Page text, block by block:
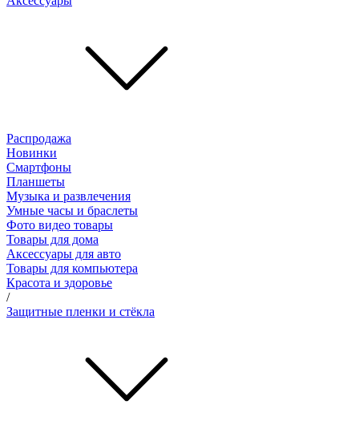
Распродажа
Новинки
Смартфоны
Планшеты
Музыка и развлечения
Умные часы и браслеты
Фото видео товары
Товары для дома
Аксессуары для авто
Товары для компьютера
Красота и здоровье
/
Защитные пленки и стёкла